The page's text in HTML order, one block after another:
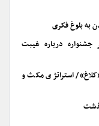
به بلوغ فکری
مدیر جشنواره درباره غیبت
استراتژی مکث و